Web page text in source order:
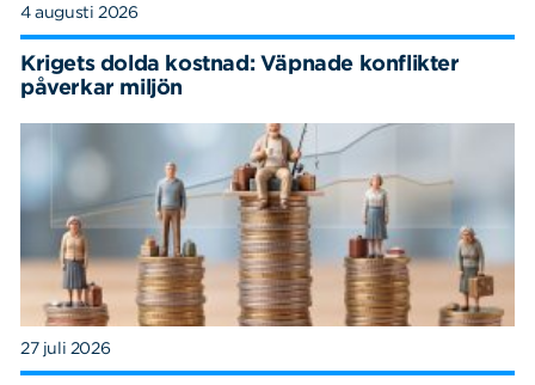
4 augusti 2026
Krigets dolda kostnad: Väpnade konflikter
påverkar miljön
27 juli 2026